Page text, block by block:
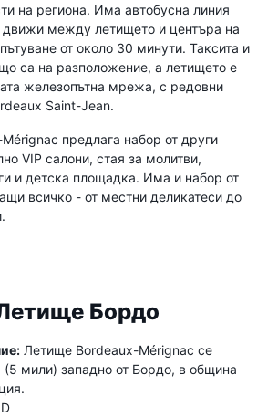
на региона. Има автобусна линия
движи между летището и центъра на
от около 30 минути. Таксита и
са на разположение, а летището е
железопътна мрежа, с редовни
Saint-Jean.
предлага набор от други
VIP салони, стая за молитви,
и детска площадка. Има и набор от
всичко - от местни деликатеси до
Бордо
Летище Bordeaux-Mérignac се
мили) западно от Бордо, в община